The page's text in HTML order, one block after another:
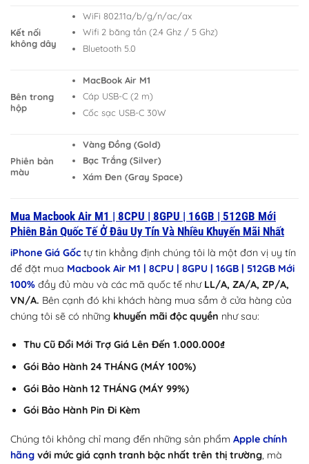
Kết nối
không dây
WiFi 802.11a/b/g/n/ac/ax
Wifi 2 băng tần (2.4 Ghz / 5 Ghz)
Bluetooth 5.0
Bên trong
hộp
MacBook Air M1
Cáp USB-C (2 m)
Cốc sạc USB-C 30W
Phiên bản
màu
Vàng Đồng (Gold)
Bạc Trắng (Silver)
Xám Đen (Gray Space)
Mua Macbook Air M1 | 8CPU | 8GPU | 16GB | 512GB Mới
Phiên Bản Quốc Tế Ở Đâu Uy Tín Và Nhiều Khuyến Mãi Nhất
iPhone Giá Gốc tự tin khẳng định chúng tôi là một đơn vị uy tín
để đặt mua Macbook Air M1 | 8CPU | 8GPU | 16GB | 512GB Mới
100% đầy đủ màu và các mã quốc tế như LL/A, ZA/A, ZP/A,
VN/A. Bên cạnh đó khi khách hàng mua sắm ở cửa hàng của
chúng tôi sẽ có những khuyến mãi độc quyền như sau:
Thu Cũ Đổi Mới Trợ Giá Lên Đến 1.000.000₫
Gói Bảo Hành 24 THÁNG (MÁY 100%)
Gói Bảo Hành 12 THÁNG (MÁY 99%)
Gói Bảo Hành Pin Đi Kèm
Chúng tôi không chỉ mang đến những sản phẩm Apple chính
hãng với mức giá cạnh tranh bậc nhất trên thị trường, mà